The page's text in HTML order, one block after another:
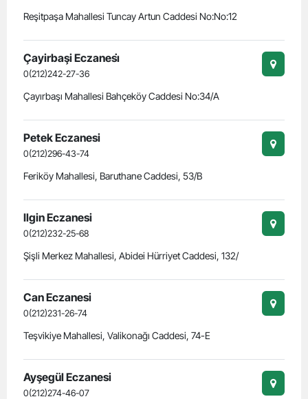
Reşitpaşa Mahallesi Tuncay Artun Caddesi No:No:12
Çayirbaşi Eczanesi̇
0(212)242-27-36
Çayırbaşı Mahallesi Bahçeköy Caddesi No:34/A
Petek Eczanesi
0(212)296-43-74
Feriköy Mahallesi, Baruthane Caddesi, 53/B
Ilgin Eczanesi
0(212)232-25-68
Şişli Merkez Mahallesi, Abidei Hürriyet Caddesi, 132/
Can Eczanesi
0(212)231-26-74
Teşvikiye Mahallesi, Valikonağı Caddesi, 74-E
Ayşegül Eczanesi
0(212)274-46-07